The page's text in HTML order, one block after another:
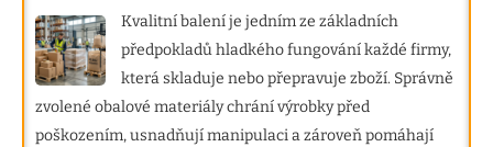
Kvalitní balení je jedním ze základních
předpokladů hladkého fungování každé firmy,
která skladuje nebo přepravuje zboží. Správně
zvolené obalové materiály chrání výrobky před
poškozením, usnadňují manipulaci a zároveň pomáhají